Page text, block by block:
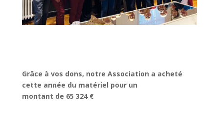
Grâce à vos dons, notre Association a acheté
cette année du matériel pour un
montant de 65 324 €